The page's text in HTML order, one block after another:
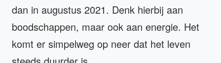
dan in augustus 2021. Denk hierbij aan
boodschappen, maar ook aan energie. Het
komt er simpelweg op neer dat het leven